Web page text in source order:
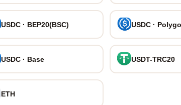
USDC · BEP20(BSC) USDC ·
USDC · Base USDT-TRC20
ETH